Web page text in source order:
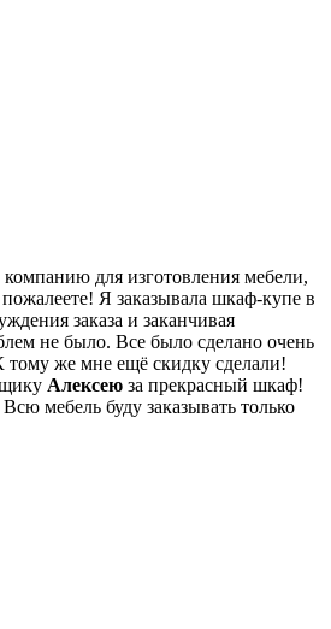
для изготовления мебели,
Я заказывала шкаф-купе в
заказа и заканчивая
не было. Все было сделано очень
тому же мне ещё скидку сделали!
Алексею за прекрасный шкаф!
мебель буду заказывать только